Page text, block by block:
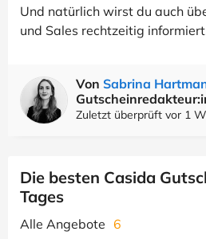
Und natürlich wirst du auch
und Sales rechtzeitig
Von Sabrina
Zuletzt überprüft vor 1
Die besten Casida
Tages
Alle Angebote 6